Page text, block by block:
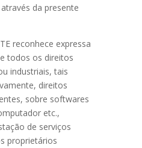
da presente
reconhece expressa
todos os direitos
industriais, tais
direitos
sobre softwares
etc.,
de serviços
proprietários